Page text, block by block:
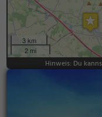
3 km
2 mi
Hinweis: Du